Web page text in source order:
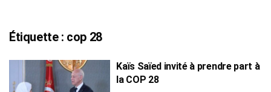
Étiquette : cop 28
Kaïs Saïed invité à prendre part à
la COP 28